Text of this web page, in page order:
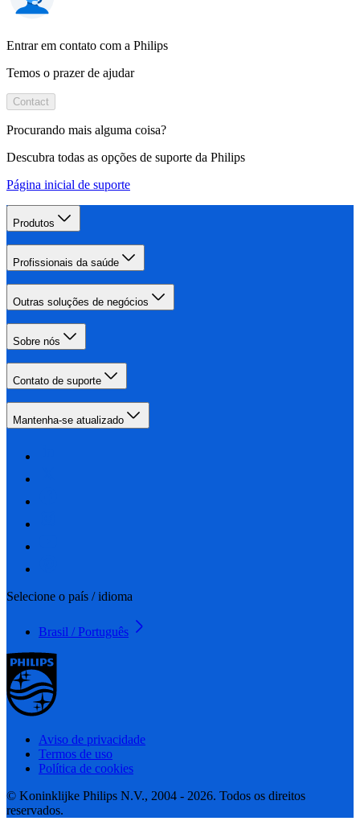
Entrar em contato com a Philips
Temos o prazer de ajudar
Contact
Procurando mais alguma coisa?
Descubra todas as opções de suporte da Philips
Página inicial de suporte
Produtos
Profissionais da saúde
Outras soluções de negócios
Sobre nós
Contato de suporte
Mantenha-se atualizado
Selecione o país / idioma
Brasil / Português
Aviso de privacidade
Termos de uso
Política de cookies
© Koninklijke Philips N.V., 2004 - 2026. Todos os direitos
reservados.